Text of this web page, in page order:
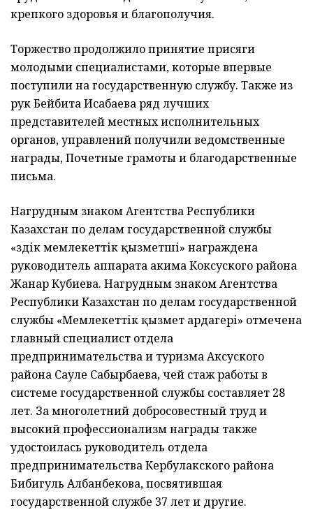
крепкого здоровья и благополучия.
Торжество продолжило принятие присяги
молодыми специалистами, которые впервые
поступили на государственную службу. Также из
рук Бейбита Исабаева ряд лучших
представителей местных исполнительных
органов, управлений получили ведомственные
награды, Почетные грамоты и благодарственные
письма.
Нагрудным знаком Агентства Республики
Казахстан по делам государственной службы
«Үздік мемлекеттік қызметші» награждена
руководитель аппарата акима Коксуского района
Жанар Кубиева. Нагрудным знаком Агентства
Республики Казахстан по делам государственной
службы «Мемлекеттік қызмет ардагері» отмечена
главный специалист отдела
предпринимательства и туризма Аксуского
района Сауле Сабырбаева, чей стаж работы в
системе государственной службы составляет 28
лет. За многолетний добросовестный труд и
высокий профессионализм награды также
удостоилась руководитель отдела
предпринимательства Кербулакского района
Бибигуль Албанбекова, посвятившая
государственной службе 37 лет и другие.